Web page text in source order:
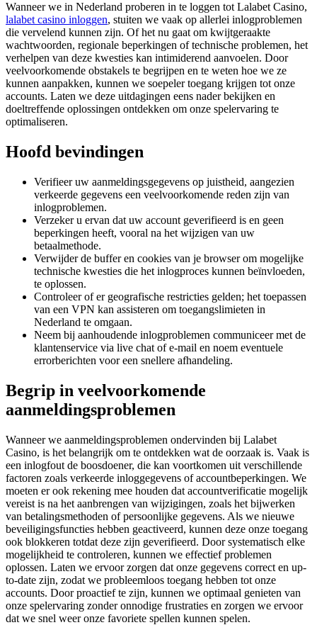
Wanneer we in Nederland proberen in te loggen tot Lalabet Casino,
lalabet casino inloggen, stuiten we vaak op allerlei inlogproblemen
die vervelend kunnen zijn. Of het nu gaat om kwijtgeraakte
wachtwoorden, regionale beperkingen of technische problemen, het
verhelpen van deze kwesties kan intimiderend aanvoelen. Door
veelvoorkomende obstakels te begrijpen en te weten hoe we ze
kunnen aanpakken, kunnen we soepeler toegang krijgen tot onze
accounts. Laten we deze uitdagingen eens nader bekijken en
doeltreffende oplossingen ontdekken om onze spelervaring te
optimaliseren.
Hoofd bevindingen
Verifieer uw aanmeldingsgegevens op juistheid, aangezien
verkeerde gegevens een veelvoorkomende reden zijn van
inlogproblemen.
Verzeker u ervan dat uw account geverifieerd is en geen
beperkingen heeft, vooral na het wijzigen van uw
betaalmethode.
Verwijder de buffer en cookies van je browser om mogelijke
technische kwesties die het inlogproces kunnen beïnvloeden,
te oplossen.
Controleer of er geografische restricties gelden; het toepassen
van een VPN kan assisteren om toegangslimieten in
Nederland te omgaan.
Neem bij aanhoudende inlogproblemen communiceer met de
klantenservice via live chat of e-mail en noem eventuele
errorberichten voor een snellere afhandeling.
Begrip in veelvoorkomende
aanmeldingsproblemen
Wanneer we aanmeldingsproblemen ondervinden bij Lalabet
Casino, is het belangrijk om te ontdekken wat de oorzaak is. Vaak is
een inlogfout de boosdoener, die kan voortkomen uit verschillende
factoren zoals verkeerde inloggegevens of accountbeperkingen. We
moeten er ook rekening mee houden dat accountverificatie mogelijk
vereist is na het aanbrengen van wijzigingen, zoals het bijwerken
van betalingsmethoden of persoonlijke gegevens. Als we nieuwe
beveiligingsfuncties hebben geactiveerd, kunnen deze onze toegang
ook blokkeren totdat deze zijn geverifieerd. Door systematisch elke
mogelijkheid te controleren, kunnen we effectief problemen
oplossen. Laten we ervoor zorgen dat onze gegevens correct en up-
to-date zijn, zodat we probleemloos toegang hebben tot onze
accounts. Door proactief te zijn, kunnen we optimaal genieten van
onze spelervaring zonder onnodige frustraties en zorgen we ervoor
dat we snel weer onze favoriete spellen kunnen spelen.